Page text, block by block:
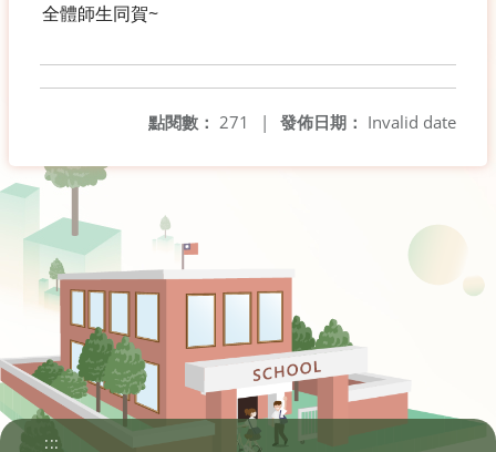
全體師生同賀~
發佈日期： Invalid date
點閱數： 271 |
:::